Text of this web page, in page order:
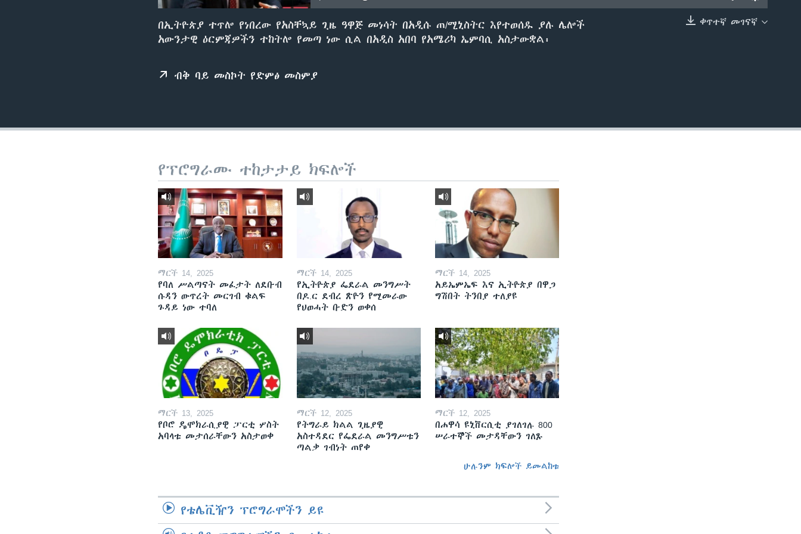
ቀጥተኛ መገናኛ
በኢትዮጵያ ተጥሎ የነበረው የአስቸኳይ ጊዜ ዓዋጅ መነሳት በአዲሱ ጠ/ሚኒስትር እየተወሰዱ ያሉ ሌሎች
አውንታዊ ዕርምጃዎችን ተከትሎ የመጣ ነው ሲል በአዲስ አበባ የአሜሪካ ኤምባሲ አስታውቋል፡
ብቅ ባይ መስኮት የድምፅ መስምያ
የፕሮግራሙ ተከታታይ ክፍሎች
ማርች 14, 2025
የባለ ሥልጣናት መፈታት ለደቡብ
ሱዳን ውጥረት መርገብ ቁልፍ
ጉዳይ ነው ተባለ
ማርች 14, 2025
የኢትዮጵያ ፌደራል መንግሥት
በዶ.ር ደብረ ጽዮን የሚመራው
የህወሓት ቡድን ወቀሰ
ማርች 14, 2025
አይኤምኤፍ እና ኢትዮጵያ በዋጋ
ግሽበት ትንበያ ተለያዩ
ማርች 13, 2025
የቦሮ ዴሞክራሲያዊ ፓርቲ ሦስት
አባላቱ መታሰራቸውን አስታወቀ
ማርች 12, 2025
የትግራይ ክልል ጊዜያዊ
አስተዳደር የፌደራል መንግሥቱን
ጣልቃ ገብነት ጠየቀ
ማርች 12, 2025
በሐዋሳ ዩኒቨርሲቲ ያገለገሉ 800
ሠራተኞች መታዳቸውን ገለጹ
ሁሉንም ክፍሎች ይመልከቱ
የቴሌቪዥን ፕሮግራሞችን ይዩ